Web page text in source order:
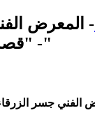
- المعرض
- "قصة بلد على البحر"